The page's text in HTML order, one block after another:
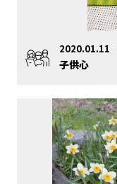
2020.01.11
子供心